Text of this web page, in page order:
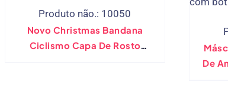
Produto não.: 10050
Novo Christmas Bandana
Ciclismo Capa De Rosto
De